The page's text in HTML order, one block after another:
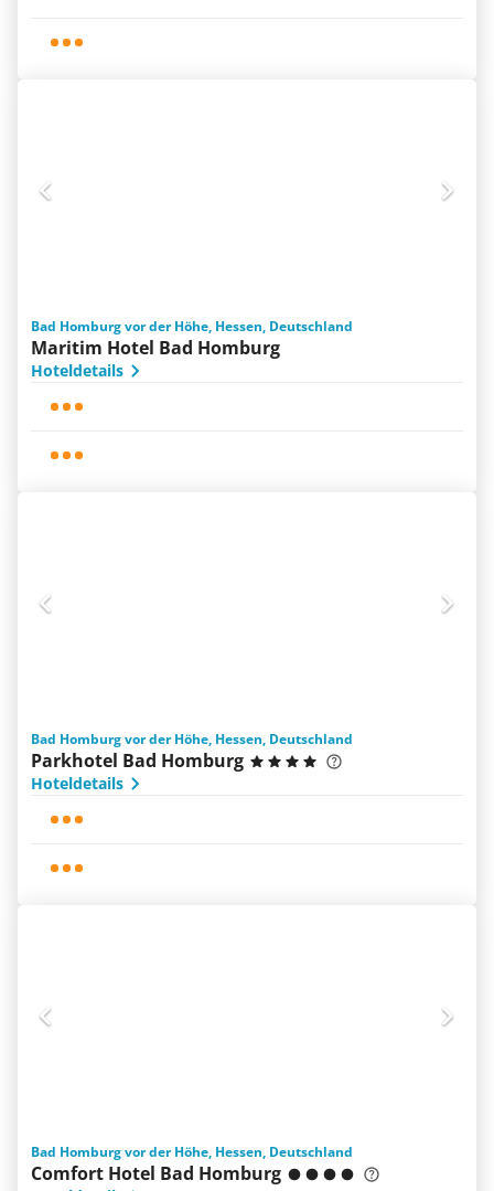
Bad Homburg vor der Höhe, Hessen, Deutschland
Maritim Hotel Bad Homburg
Hoteldetails
Bad Homburg vor der Höhe, Hessen, Deutschland
Parkhotel Bad Homburg
Hoteldetails
Bad Homburg vor der Höhe, Hessen, Deutschland
Comfort Hotel Bad Homburg